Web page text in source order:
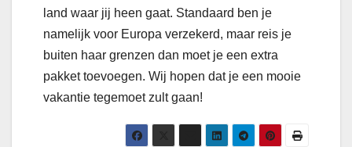
land waar jij heen gaat. Standaard ben je
namelijk voor Europa verzekerd, maar reis je
buiten haar grenzen dan moet je een extra
pakket toevoegen. Wij hopen dat je een mooie
vakantie tegemoet zult gaan!